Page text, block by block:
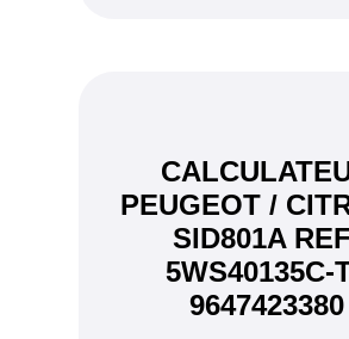
PEUGEOT /
SID801A
5WS40135C-
9647423380